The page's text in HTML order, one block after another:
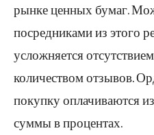
рынке ценных бумаг.
посредниками из этого
усложняется
количеством отзывов.
покупку оплачиваются
суммы в процентах.